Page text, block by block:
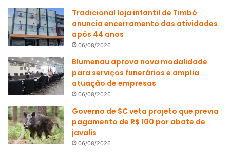
Tradicional loja infantil de Timbó
anuncia encerramento das atividades
após 44 anos
06/08/2026
Blumenau aprova nova modalidade
para serviços funerários e amplia
atuação de empresas
06/08/2026
Governo de SC veta projeto que previa
pagamento de R$ 100 por abate de
javalis
06/08/2026